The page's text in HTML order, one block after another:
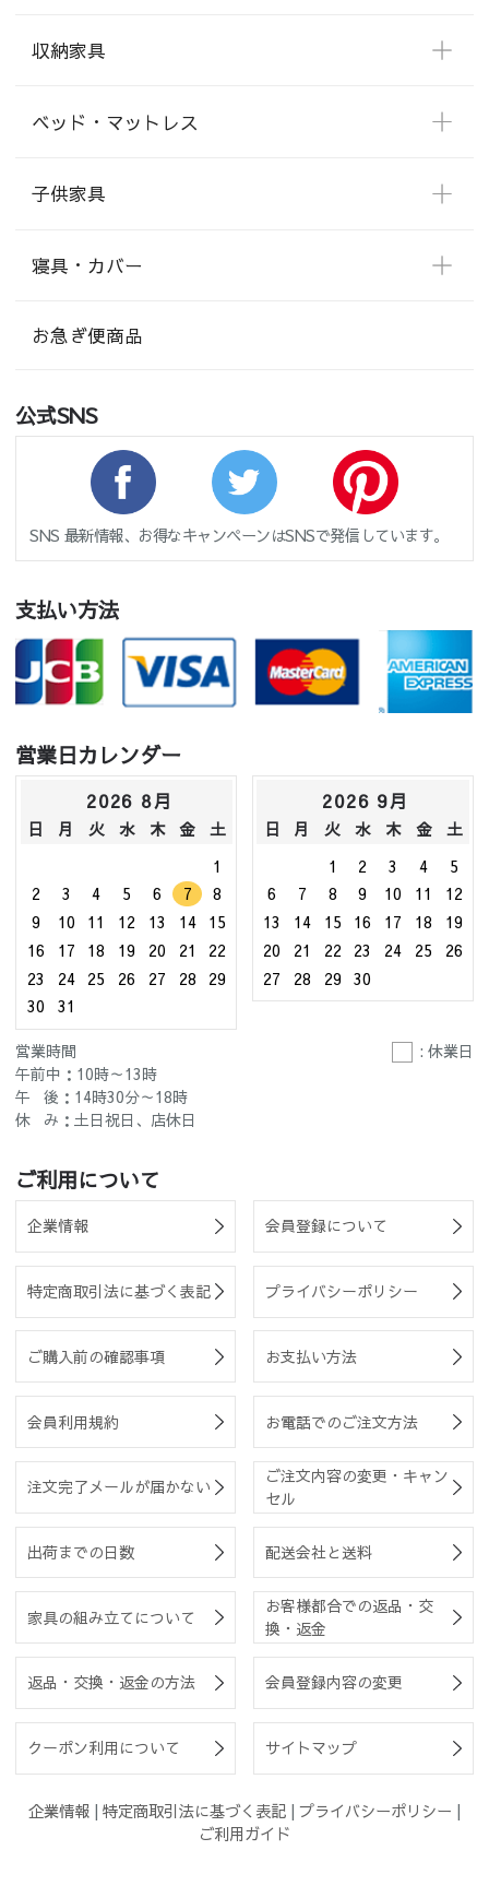
収納家具
ベッド・マットレス
子供家具
寝具・カバー
お急ぎ便商品
公式SNS
SNS 最新情報、お得なキャンペーンはSNSで発信しています。
支払い方法
営業日カレンダー
2026 8月
日 月 火 水 木 金
土
1
2
3 4 5 6 7
8
9
10 11 12 13 14
15
16
17 18 19 20 21
22
23
24 25 26 27 28
29
30
31
2026 9月
日 月 火 水 木 金
土
1
2 3 4
5
6
7 8 9 10 11
12
13
14 15 16 17 18
19
20
21 22 23 24 25
26
27
28 29 30
営業時間
: 休業日
午前中：10時～13時
午 後：14時30分～18時
休 み：土日祝日、店休日
ご利用について
企業情報 会員登録について
特定商取引法に基づく表記 プライバシーポリシー
ご購入前の確認事項 お支払い方法
会員利用規約 お電話でのご注文方法
注文完了メールが届かない
ご注文内容の変更・キャン
セル
出荷までの日数 配送会社と送料
家具の組み立てについて
お客様都合での返品・交
換・返金
返品・交換・返金の方法 会員登録内容の変更
クーポン利用について サイトマップ
企業情報 | 特定商取引法に基づく表記 | プライバシーポリシー |
ご利用ガイド